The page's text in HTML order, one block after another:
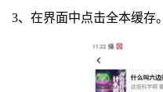
3、在界面中点击全本缓存。